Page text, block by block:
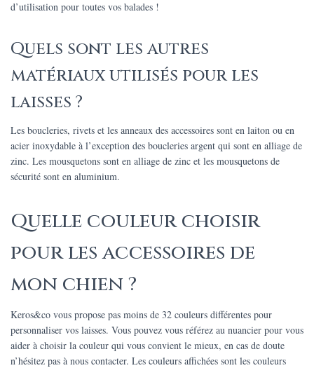
d’utilisation pour toutes vos balades !
Quels sont les autres
matériaux utilisés pour les
laisses ?
Les boucleries, rivets et les anneaux des accessoires sont en laiton ou en
acier inoxydable à l’exception des boucleries argent qui sont en alliage de
zinc. Les mousquetons sont en alliage de zinc et les mousquetons de
sécurité sont en aluminium.
Quelle couleur choisir
pour les accessoires de
mon chien ?
Keros&co vous propose pas moins de 32 couleurs différentes pour
personnaliser vos laisses. Vous pouvez vous référez au nuancier pour vous
aider à choisir la couleur qui vous convient le mieux, en cas de doute
n’hésitez pas à nous contacter. Les couleurs affichées sont les couleurs